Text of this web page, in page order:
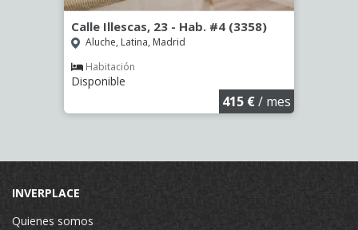
Calle Illescas, 23 - Hab. #4 (3358)
Aluche, Latina, Madrid
Habitación
Disponible
415 €/ mes
INVERPLACE
Quienes somos